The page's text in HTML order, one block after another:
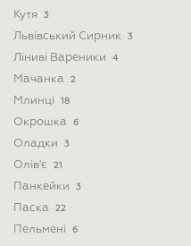
Кутя 3
Львівський Сирник 3
Ліниві Вареники 4
Мачанка 2
Млинці 18
Окрошка 6
Оладки 3
Олів'є 21
Панкейки 3
Паска 22
Пельмені 6